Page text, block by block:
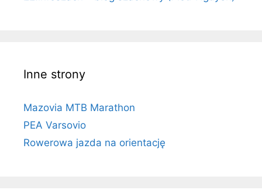
Inne strony
Mazovia MTB Marathon
PEA Varsovio
Rowerowa jazda na orientację